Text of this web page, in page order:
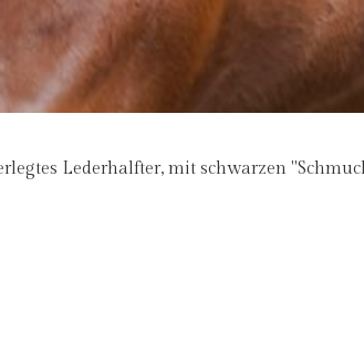
Lederhalfter, mit schwarzen